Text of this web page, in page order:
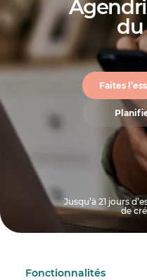
Trouver des
du
Faites
Jusqu’à 21 jours
de
Fonctionnalités